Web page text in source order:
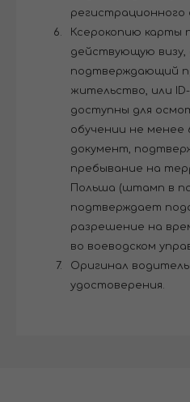
регистрационного
Ксерокопию карты
действующую визу,
подтверждающий
жительство, или
доступны для
обучении не менее
документ,
пребывание на
Польша (штамп в
подтверждает
разрешение на
во воеводском
Оригинал
удостоверения.